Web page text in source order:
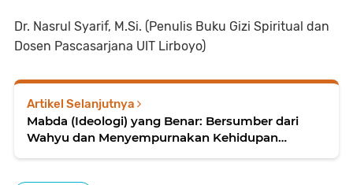
Dr. Nasrul Syarif, M.Si. (Penulis Buku Gizi Spiritual dan
Dosen Pascasarjana UIT Lirboyo)
Artikel Selanjutnya
Mabda (Ideologi) yang Benar: Bersumber dari
Wahyu dan Menyempurnakan Kehidupan